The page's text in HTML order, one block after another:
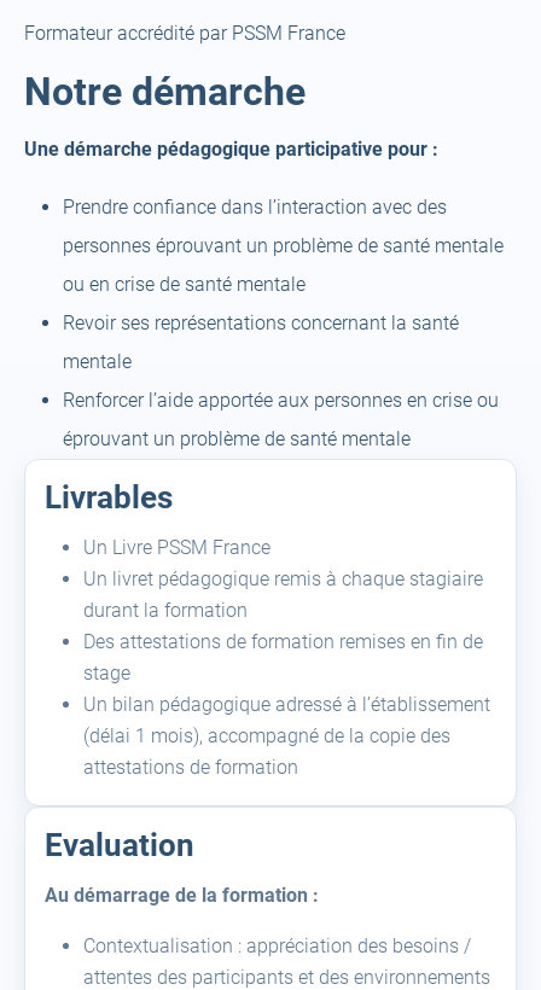
Formateur accrédité par PSSM France
Notre démarche
Une démarche pédagogique participative pour :
Prendre confiance dans l’interaction avec des
personnes éprouvant un problème de santé mentale
ou en crise de santé mentale
Revoir ses représentations concernant la santé
mentale
Renforcer l’aide apportée aux personnes en crise ou
éprouvant un problème de santé mentale
Livrables
Un Livre PSSM France
Un livret pédagogique remis à chaque stagiaire
durant la formation
Des attestations de formation remises en fin de
stage
Un bilan pédagogique adressé à l’établissement
(délai 1 mois), accompagné de la copie des
attestations de formation
Evaluation
Au démarrage de la formation :
Contextualisation : appréciation des besoins /
attentes des participants et des environnements